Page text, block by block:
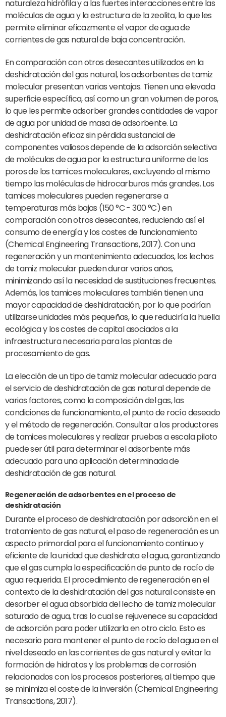
naturaleza hidrófila y a las fuertes interacciones entre las
moléculas de agua y la estructura de la zeolita, lo que les
permite eliminar eficazmente el vapor de agua de
corrientes de gas natural de baja concentración.
En comparación con otros desecantes utilizados en la
deshidratación del gas natural, los adsorbentes de tamiz
molecular presentan varias ventajas. Tienen una elevada
superficie específica, así como un gran volumen de poros,
lo que les permite adsorber grandes cantidades de vapor
de agua por unidad de masa de adsorbente. La
deshidratación eficaz sin pérdida sustancial de
componentes valiosos depende de la adsorción selectiva
de moléculas de agua por la estructura uniforme de los
poros de los tamices moleculares, excluyendo al mismo
tiempo las moléculas de hidrocarburos más grandes. Los
tamices moleculares pueden regenerarse a
temperaturas más bajas (150 °C - 300 °C) en
comparación con otros desecantes, reduciendo así el
consumo de energía y los costes de funcionamiento
(Chemical Engineering Transactions, 2017). Con una
regeneración y un mantenimiento adecuados, los lechos
de tamiz molecular pueden durar varios años,
minimizando así la necesidad de sustituciones frecuentes.
Además, los tamices moleculares también tienen una
mayor capacidad de deshidratación, por lo que podrían
utilizarse unidades más pequeñas, lo que reduciría la huella
ecológica y los costes de capital asociados a la
infraestructura necesaria para las plantas de
procesamiento de gas.
La elección de un tipo de tamiz molecular adecuado para
el servicio de deshidratación de gas natural depende de
varios factores, como la composición del gas, las
condiciones de funcionamiento, el punto de rocío deseado
y el método de regeneración. Consultar a los productores
de tamices moleculares y realizar pruebas a escala piloto
puede ser útil para determinar el adsorbente más
adecuado para una aplicación determinada de
deshidratación de gas natural.
Regeneración de adsorbentes en el proceso de
deshidratación
Durante el proceso de deshidratación por adsorción en el
tratamiento de gas natural, el paso de regeneración es un
aspecto primordial para el funcionamiento continuo y
eficiente de la unidad que deshidrata el agua, garantizando
que el gas cumpla la especificación de punto de rocío de
agua requerida. El procedimiento de regeneración en el
contexto de la deshidratación del gas natural consiste en
desorber el agua absorbida del lecho de tamiz molecular
saturado de agua, tras lo cual se rejuvenece su capacidad
de adsorción para poder utilizarla en otro ciclo. Esto es
necesario para mantener el punto de rocío del agua en el
nivel deseado en las corrientes de gas natural y evitar la
formación de hidratos y los problemas de corrosión
relacionados con los procesos posteriores, al tiempo que
se minimiza el coste de la inversión (Chemical Engineering
Transactions, 2017).